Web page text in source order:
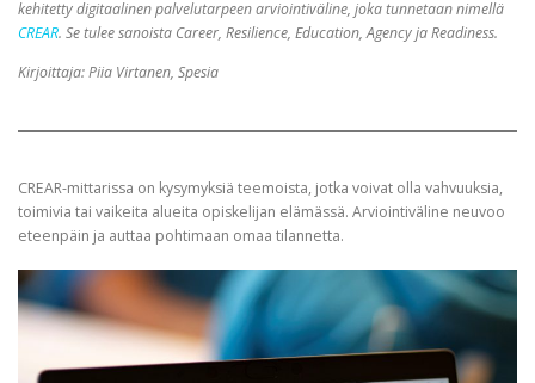
RETU IN ENGLISH
kehitetty digitaalinen palvelutarpeen arviointiväline, joka tunnetaan nimellä
CREAR. Se tulee sanoista Career, Resilience, Education, Agency ja Readiness.
Kirjoittaja: Piia Virtanen, Spesia
CREAR-mittarissa on kysymyksiä teemoista, jotka voivat olla vahvuuksia,
toimivia tai vaikeita alueita opiskelijan elämässä. Arviointiväline neuvoo
eteenpäin ja auttaa pohtimaan omaa tilannetta.